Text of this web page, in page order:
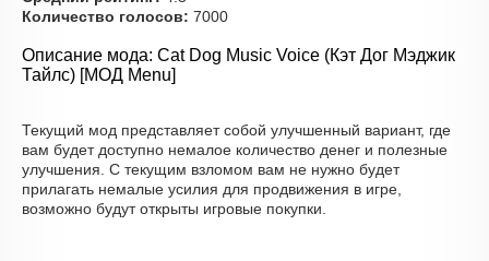
Количество голосов: 7000
Описание мода: Cat Dog Music Voice (Кэт Дог Мэджик
Тайлс) [МОД Menu]
Текущий мод представляет собой улучшенный вариант, где
вам будет доступно немалое количество денег и полезные
улучшения. С текущим взломом вам не нужно будет
прилагать немалые усилия для продвижения в игре,
возможно будут открыты игровые покупки.